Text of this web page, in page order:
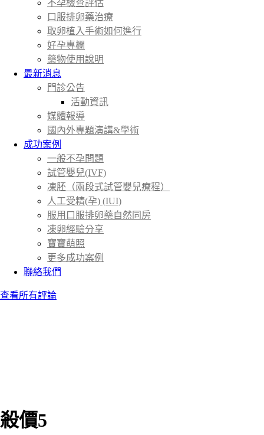
不孕檢查評估
口服排卵藥治療
取卵植入手術如何進行
好孕專欄
藥物使用說明
最新消息
門診公告
活動資訊
媒體報導
國內外專題演講&學術
成功案例
一般不孕問題
試管嬰兒(IVF)
凍胚（兩段式試管嬰兒療程）
人工受精(孕) (IUI)
服用口服排卵藥自然同房
凍卵經驗分享
寶寶萌照
更多成功案例
聯絡我們
查看所有評論
殺價5